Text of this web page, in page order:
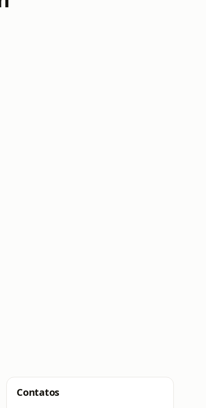
Contatos